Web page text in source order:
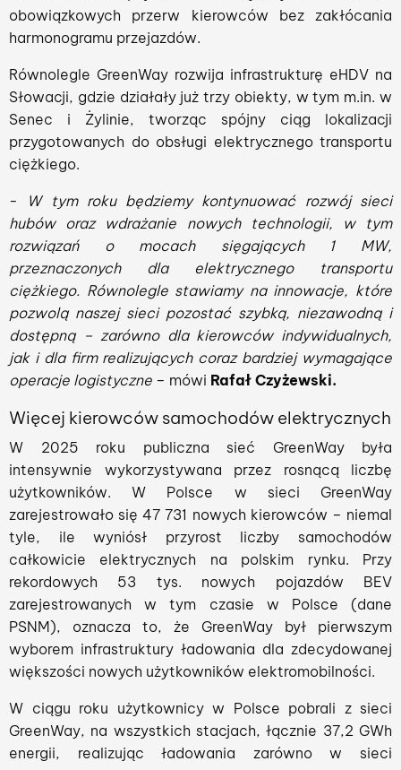
obowiązkowych przerw kierowców bez zakłócania
harmonogramu przejazdów.
Równolegle GreenWay rozwija infrastrukturę eHDV na
Słowacji, gdzie działały już trzy obiekty, w tym m.in. w
Senec i Żylinie, tworząc spójny ciąg lokalizacji
przygotowanych do obsługi elektrycznego transportu
ciężkiego.
-
W tym roku będziemy kontynuować rozwój sieci
hubów oraz wdrażanie nowych technologii, w tym
rozwiązań o mocach sięgających 1 MW,
przeznaczonych dla elektrycznego transportu
ciężkiego. Równolegle stawiamy na innowacje, które
pozwolą naszej sieci pozostać szybką, niezawodną i
dostępną – zarówno dla kierowców indywidualnych,
jak i dla firm realizujących coraz bardziej wymagające
operacje logistyczne – mówi Rafał Czyżewski.
Więcej kierowców samochodów elektrycznych
W 2025 roku publiczna sieć GreenWay była
intensywnie wykorzystywana przez rosnącą liczbę
użytkowników. W Polsce w sieci GreenWay
zarejestrowało się 47 731 nowych kierowców – niemal
tyle, ile wyniósł przyrost liczby samochodów
całkowicie elektrycznych na polskim rynku. Przy
rekordowych 53 tys. nowych pojazdów BEV
zarejestrowanych w tym czasie w Polsce (dane
PSNM), oznacza to, że GreenWay był pierwszym
wyborem infrastruktury ładowania dla zdecydowanej
większości nowych użytkowników elektromobilności.
W ciągu roku użytkownicy w Polsce pobrali z sieci
GreenWay, na wszystkich stacjach, łącznie 37,2 GWh
energii, realizując ładowania zarówno w sieci